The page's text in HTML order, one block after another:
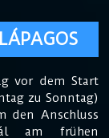
vor dem Start
zu Sonntag)
den Anschluss
am frühen